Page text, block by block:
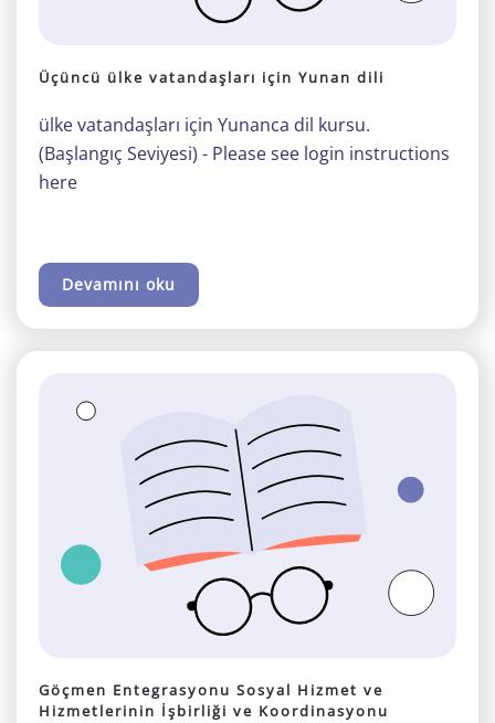
Üçüncü ülke vatandaşları için Yunan dili
ülke vatandaşları için Yunanca dil kursu.
(Başlangıç Seviyesi) - Please see login instructions
here
Devamını oku
Göçmen Entegrasyonu Sosyal Hizmet ve
Hizmetlerinin İşbirliği ve Koordinasyonu